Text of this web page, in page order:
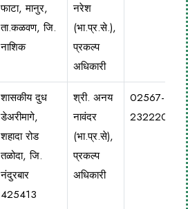
फाटा, मानुर,
ता.कळवण, जि.
नाशिक
नरेश
(भा.प्र.से.),
प्रकल्प
अधिकारी
शासकीय दुध
डेअरीमागे,
शहादा रोड
तळोदा, जि.
नंदुरबार
425413
श्री. अनय
नावंदर
(भा.प्र.से),
प्रकल्प
अधिकारी
02567-
232220